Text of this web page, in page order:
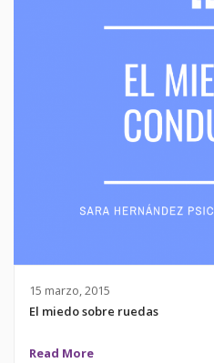
15 marzo, 2015
El miedo sobre ruedas
Read More